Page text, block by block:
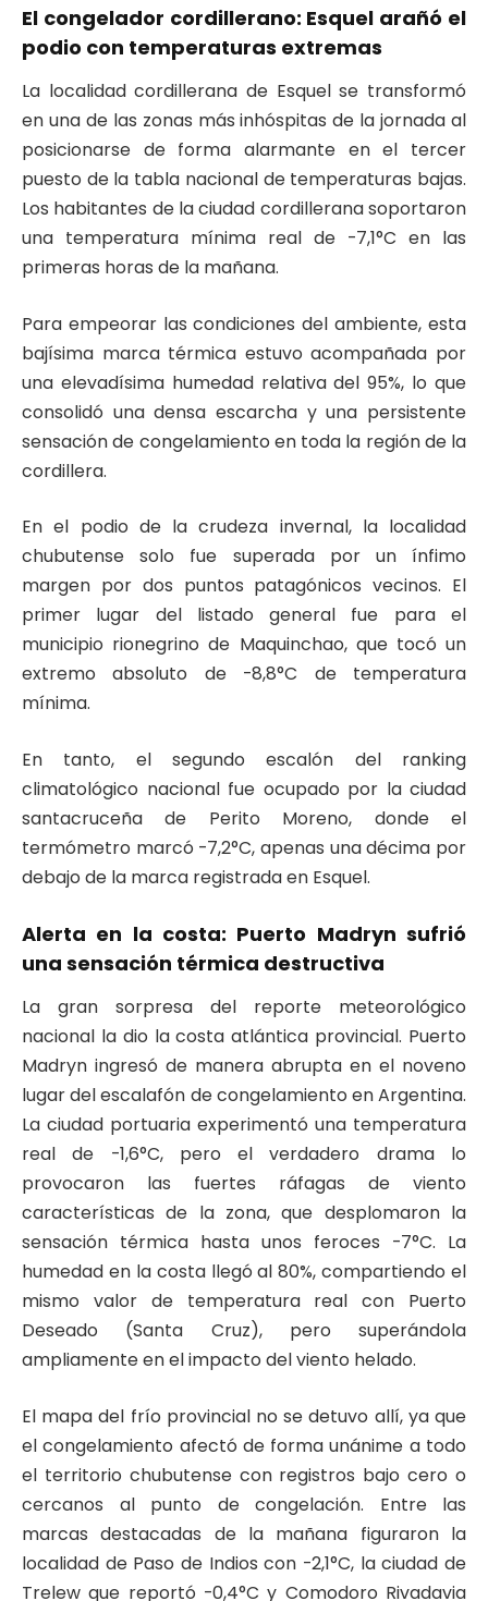
El congelador cordillerano: Esquel arañó el
podio con temperaturas extremas
La localidad cordillerana de Esquel se transformó
en una de las zonas más inhóspitas de la jornada al
posicionarse de forma alarmante en el tercer
puesto de la tabla nacional de temperaturas bajas.
Los habitantes de la ciudad cordillerana soportaron
una temperatura mínima real de -7,1°C en las
primeras horas de la mañana.
Para empeorar las condiciones del ambiente, esta
bajísima marca térmica estuvo acompañada por
una elevadísima humedad relativa del 95%, lo que
consolidó una densa escarcha y una persistente
sensación de congelamiento en toda la región de la
cordillera.
En el podio de la crudeza invernal, la localidad
chubutense solo fue superada por un ínfimo
margen por dos puntos patagónicos vecinos. El
primer lugar del listado general fue para el
municipio rionegrino de Maquinchao, que tocó un
extremo absoluto de -8,8°C de temperatura
mínima.
En tanto, el segundo escalón del ranking
climatológico nacional fue ocupado por la ciudad
santacruceña de Perito Moreno, donde el
termómetro marcó -7,2°C, apenas una décima por
debajo de la marca registrada en Esquel.
Alerta en la costa: Puerto Madryn sufrió
una sensación térmica destructiva
La gran sorpresa del reporte meteorológico
nacional la dio la costa atlántica provincial. Puerto
Madryn ingresó de manera abrupta en el noveno
lugar del escalafón de congelamiento en Argentina.
La ciudad portuaria experimentó una temperatura
real de -1,6°C, pero el verdadero drama lo
provocaron las fuertes ráfagas de viento
características de la zona, que desplomaron la
sensación térmica hasta unos feroces -7°C. La
humedad en la costa llegó al 80%, compartiendo el
mismo valor de temperatura real con Puerto
Deseado (Santa Cruz), pero superándola
ampliamente en el impacto del viento helado.
El mapa del frío provincial no se detuvo allí, ya que
el congelamiento afectó de forma unánime a todo
el territorio chubutense con registros bajo cero o
cercanos al punto de congelación. Entre las
marcas destacadas de la mañana figuraron la
localidad de Paso de Indios con -2,1°C, la ciudad de
Trelew que reportó -0,4°C y Comodoro Rivadavia